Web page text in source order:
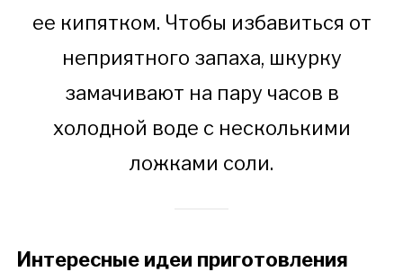
ее кипятком. Чтобы избавиться от
неприятного запаха, шкурку
замачивают на пару часов в
холодной воде с несколькими
ложками соли.
Интересные идеи приготовления